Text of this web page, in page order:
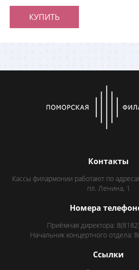
КУПИТЬ
Контакты
Кассы филармонии работают по
пл. Ленина, 1
Номера
Приёмная директора:
Начальник концертного отдела:
Ссылки